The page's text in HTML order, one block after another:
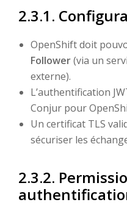
2.3.1.
OpenShift doit
Follower(via un
externe).
L’authentification
Conjur pour
Un certificat TLS
sécuriser les
2.3.2.